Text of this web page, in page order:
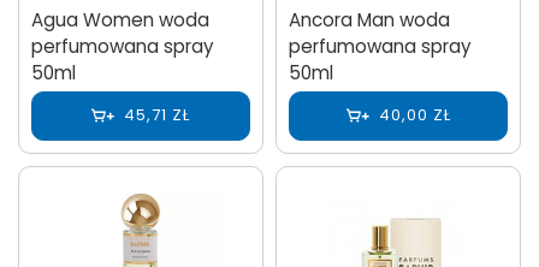
Agua Women woda
perfumowana spray
50ml
45,71 ZŁ
Ancora Man woda
perfumowana spray
50ml
40,00 ZŁ